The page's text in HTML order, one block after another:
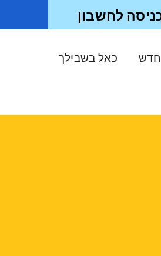
חדש כאל בשבילך
לחשבון